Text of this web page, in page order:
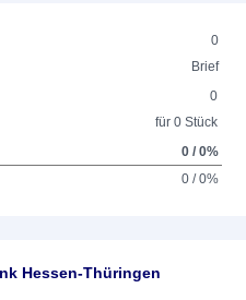
0
Brief
0
für 0 Stück
0 / 0%
0 / 0%
Hessen-Thüringen